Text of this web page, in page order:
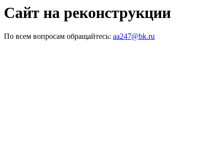
Сайт на реконструкции
По всем вопросам обращайтесь: aa247@bk.ru